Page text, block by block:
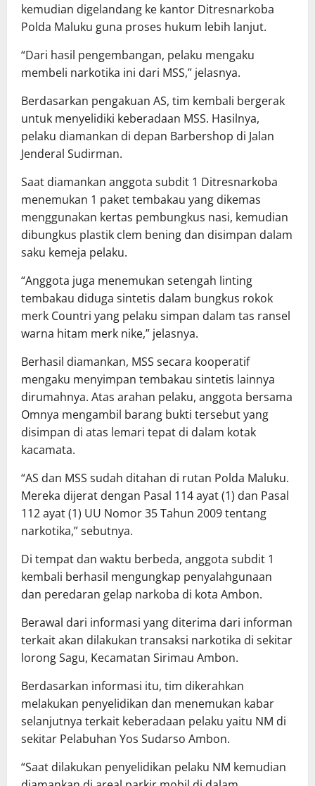
kemudian digelandang ke kantor Ditresnarkoba
Polda Maluku guna proses hukum lebih lanjut.
“Dari hasil pengembangan, pelaku mengaku
membeli narkotika ini dari MSS,” jelasnya.
Berdasarkan pengakuan AS, tim kembali bergerak
untuk menyelidiki keberadaan MSS. Hasilnya,
pelaku diamankan di depan Barbershop di Jalan
Jenderal Sudirman.
Saat diamankan anggota subdit 1 Ditresnarkoba
menemukan 1 paket tembakau yang dikemas
menggunakan kertas pembungkus nasi, kemudian
dibungkus plastik clem bening dan disimpan dalam
saku kemeja pelaku.
“Anggota juga menemukan setengah linting
tembakau diduga sintetis dalam bungkus rokok
merk Countri yang pelaku simpan dalam tas ransel
warna hitam merk nike,” jelasnya.
Berhasil diamankan, MSS secara kooperatif
mengaku menyimpan tembakau sintetis lainnya
dirumahnya. Atas arahan pelaku, anggota bersama
Omnya mengambil barang bukti tersebut yang
disimpan di atas lemari tepat di dalam kotak
kacamata.
“AS dan MSS sudah ditahan di rutan Polda Maluku.
Mereka dijerat dengan Pasal 114 ayat (1) dan Pasal
112 ayat (1) UU Nomor 35 Tahun 2009 tentang
narkotika,” sebutnya.
Di tempat dan waktu berbeda, anggota subdit 1
kembali berhasil mengungkap penyalahgunaan
dan peredaran gelap narkoba di kota Ambon.
Berawal dari informasi yang diterima dari informan
terkait akan dilakukan transaksi narkotika di sekitar
lorong Sagu, Kecamatan Sirimau Ambon.
Berdasarkan informasi itu, tim dikerahkan
melakukan penyelidikan dan menemukan kabar
selanjutnya terkait keberadaan pelaku yaitu NM di
sekitar Pelabuhan Yos Sudarso Ambon.
“Saat dilakukan penyelidikan pelaku NM kemudian